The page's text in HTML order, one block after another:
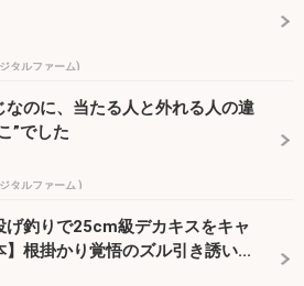
タルファーム)
なのに、当たる人と外れる人の違
”でした
タルファーム )
げ釣りで25cm級デカキスをキャ
】根掛かり覚悟のズル引き誘い...